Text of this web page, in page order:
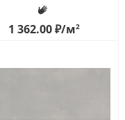
1 362.00₽/м2